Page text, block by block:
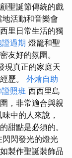
聖誕節傳統的戲
活動和音樂會
里日常生活的獨
證過期 燈籠和聖
友好的氛圍。
現真正的家庭天
歷。 外燴自助
照班 西西里島
，非常適合與親
中的人來說，
甜點是必須的。
閃發光的燈光
製作聖誕裝飾品